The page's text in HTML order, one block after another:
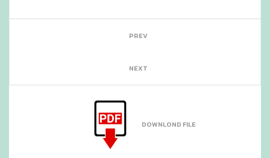
PREV
NEXT
DOWNLOND FILE